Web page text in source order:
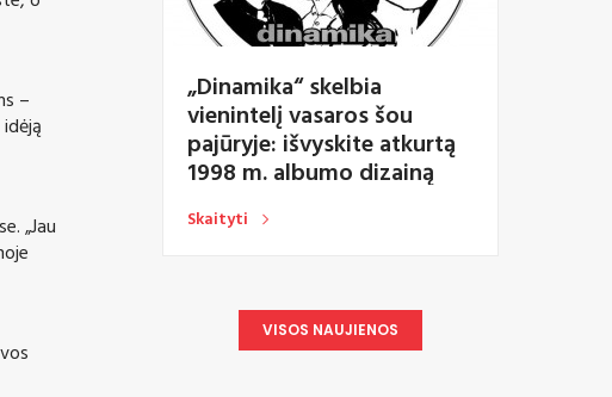
–
„Jau
„Dinamika“ skelbia
vienintelį vasaros šou
pajūryje: išvyskite atkurtą
1998 m. albumo dizainą
Skaityti
VISOS NAUJIENOS